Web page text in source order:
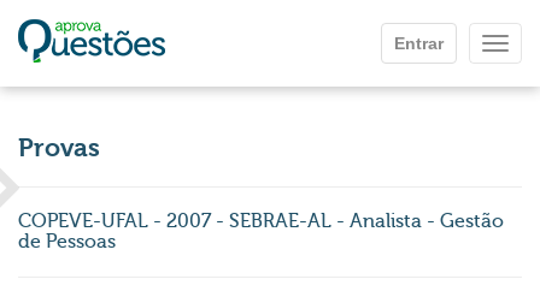
Entrar
Provas
COPEVE-UFAL - 2007 - SEBRAE-AL - Analista - Gestão
de Pessoas